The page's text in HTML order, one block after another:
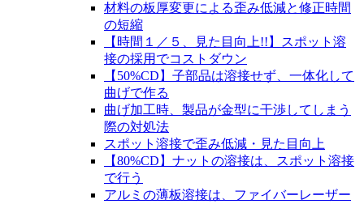
材料の板厚変更による歪み低減と修正時間
の短縮
【時間１／５、見た目向上!!】スポット溶
接の採用でコストダウン
【50%CD】子部品は溶接せず、一体化して
曲げで作る
曲げ加工時、製品が金型に干渉してしまう
際の対処法
スポット溶接で歪み低減・見た目向上
【80%CD】ナットの溶接は、スポット溶接
で行う
アルミの薄板溶接は、ファイバーレーザー